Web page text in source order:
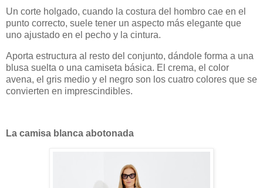
Un corte holgado, cuando la costura del hombro cae en el
punto correcto, suele tener un aspecto más elegante que
uno ajustado en el pecho y la cintura.
Aporta estructura al resto del conjunto, dándole forma a una
blusa suelta o una camiseta básica. El crema, el color
avena, el gris medio y el negro son los cuatro colores que se
convierten en imprescindibles.
La camisa blanca abotonada